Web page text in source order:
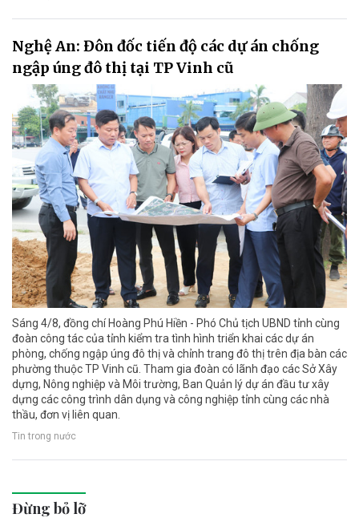
Nghệ An: Đôn đốc tiến độ các dự án chống
ngập úng đô thị tại TP Vinh cũ
Sáng 4/8, đồng chí Hoàng Phú Hiền - Phó Chủ tịch UBND tỉnh cùng
đoàn công tác của tỉnh kiểm tra tình hình triển khai các dự án
phòng, chống ngập úng đô thị và chỉnh trang đô thị trên địa bàn các
phường thuộc TP Vinh cũ. Tham gia đoàn có lãnh đạo các Sở Xây
dựng, Nông nghiệp và Môi trường, Ban Quản lý dự án đầu tư xây
dựng các công trình dân dụng và công nghiệp tỉnh cùng các nhà
thầu, đơn vị liên quan.
Tin trong nước
Đừng bỏ lỡ